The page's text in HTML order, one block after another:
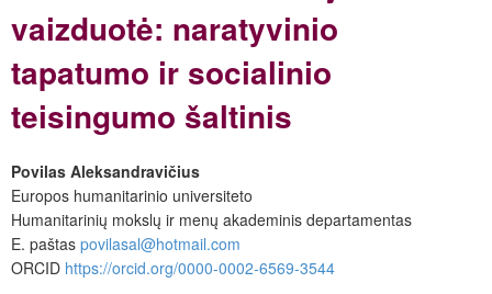
vaizduotė: naratyvinio
tapatumo ir socialinio
teisingumo šaltinis
Povilas Aleksandravičius
Europos humanitarinio universiteto
Humanitarinių mokslų ir menų akademinis departamentas
E. paštas povilasal@hotmail.com
ORCID https://orcid.org/0000-0002-6569-3544